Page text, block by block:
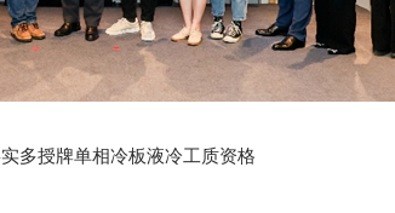
多授牌单相冷板液冷工质资格